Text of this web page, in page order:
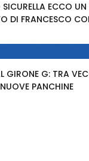
ECCO
DI FRANCESCO
GIRONE G: TRA
PANCHINE